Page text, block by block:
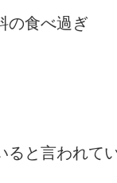
の食べ過ぎ
と言われてい